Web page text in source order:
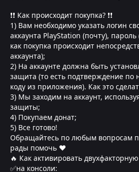
❗❗ Как происходит покупка? ❗❗
1) Вам необходимо указать логин
аккаунта PlayStation (почту),
как покупка происходит
аккаунта);
2) На аккаунте должна быть
защита (то есть подтверждение по
коду из приложения). Как это
3) Мы заходим на аккаунт,
защиты;
4) Покупаем донат;
5) Все готово!
Обращайтесь по любым вопросам
рады помочь ❤
🔥 Как активировать
✅на консоли: